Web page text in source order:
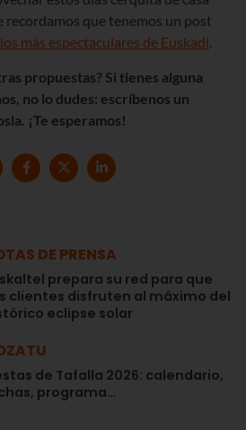
recordamos que tenemos un post
más espectaculares de Euskadi
propuestas? Si tienes alguna
no lo dudes: escríbenos un
¡Te esperamos!
DE PRENSA
prepara su red para que
clientes disfruten al máximo del
eclipse solar
de Tafalla 2026: calendario,
programa…